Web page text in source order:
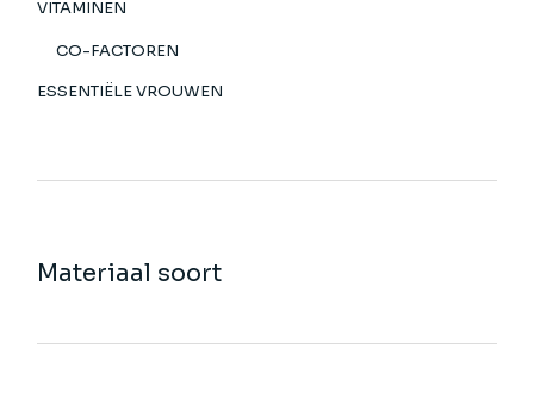
VITAMINEN
CO-FACTOREN
ESSENTIËLE VROUWEN
Materiaal soort